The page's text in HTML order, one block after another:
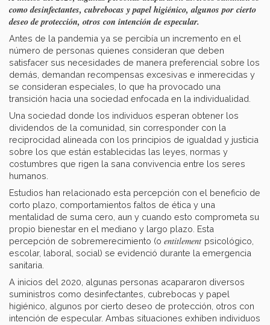
como desinfectantes, cubrebocas y papel higiénico, algunos por cierto
deseo de protección, otros con intención de especular.
Antes de la pandemia ya se percibía un incremento en el
número de personas quienes consideran que deben
satisfacer sus necesidades de manera preferencial sobre los
demás, demandan recompensas excesivas e inmerecidas y
se consideran especiales, lo que ha provocado una
transición hacia una sociedad enfocada en la individualidad.
Una sociedad donde los individuos esperan obtener los
dividendos de la comunidad, sin corresponder con la
reciprocidad alineada con los principios de igualdad y justicia
sobre los que están establecidas las leyes, normas y
costumbres que rigen la sana convivencia entre los seres
humanos.
Estudios han relacionado esta percepción con el beneficio de
corto plazo, comportamientos faltos de ética y una
mentalidad de suma cero, aun y cuando esto comprometa su
propio bienestar en el mediano y largo plazo. Esta
percepción de sobremerecimiento (o entitlement psicológico,
escolar, laboral, social) se evidenció durante la emergencia
sanitaria.
A inicios del 2020, algunas personas acapararon diversos
suministros como desinfectantes, cubrebocas y papel
higiénico, algunos por cierto deseo de protección, otros con
intención de especular. Ambas situaciones exhiben individuos